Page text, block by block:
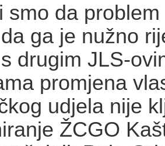
smo da
ga je nužno
drugim JLS-
promjena
udjela nije
ŽCGO